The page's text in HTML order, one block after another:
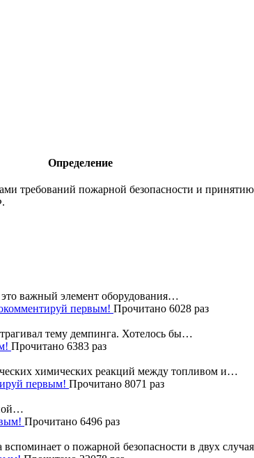
Определение
требований пожарной безопасности и
важный элемент оборудования…
первым! Прочитано 6028 раз
тему демпинга. Хотелось бы…
Прочитано 6383 раз
химических реакций между топливом и…
первым! Прочитано 8071 раз
Прочитано 6496 раз
о пожарной безопасности в двух